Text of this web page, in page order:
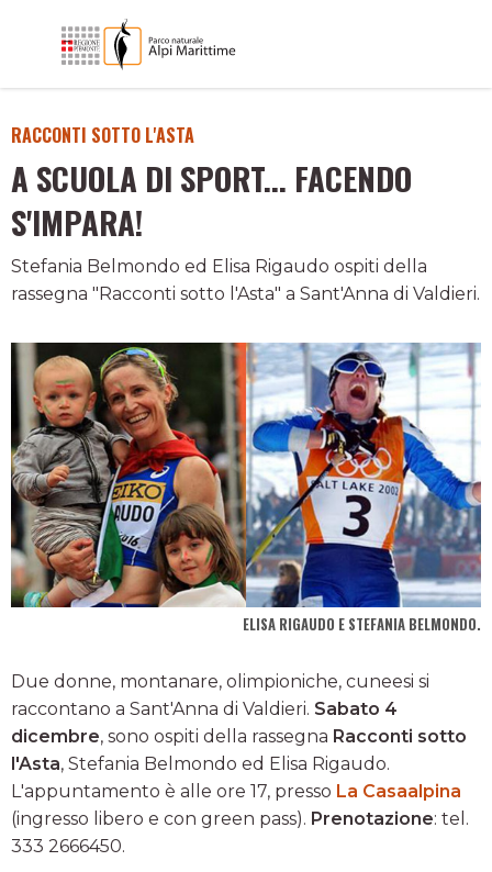
RACCONTI SOTTO L'ASTA
A SCUOLA DI SPORT... FACENDO
S'IMPARA!
Stefania Belmondo ed Elisa Rigaudo ospiti della
rassegna "Racconti sotto l'Asta" a Sant'Anna di Valdieri.
ELISA RIGAUDO E STEFANIA BELMONDO.
Due donne, montanare, olimpioniche, cuneesi si
raccontano a Sant'Anna di Valdieri. Sabato 4
dicembre, sono ospiti della rassegna Racconti sotto
l'Asta, Stefania Belmondo ed Elisa Rigaudo.
L'appuntamento è alle ore 17, presso La Casaalpina
(ingresso libero e con green pass). Prenotazione: tel.
333 2666450.